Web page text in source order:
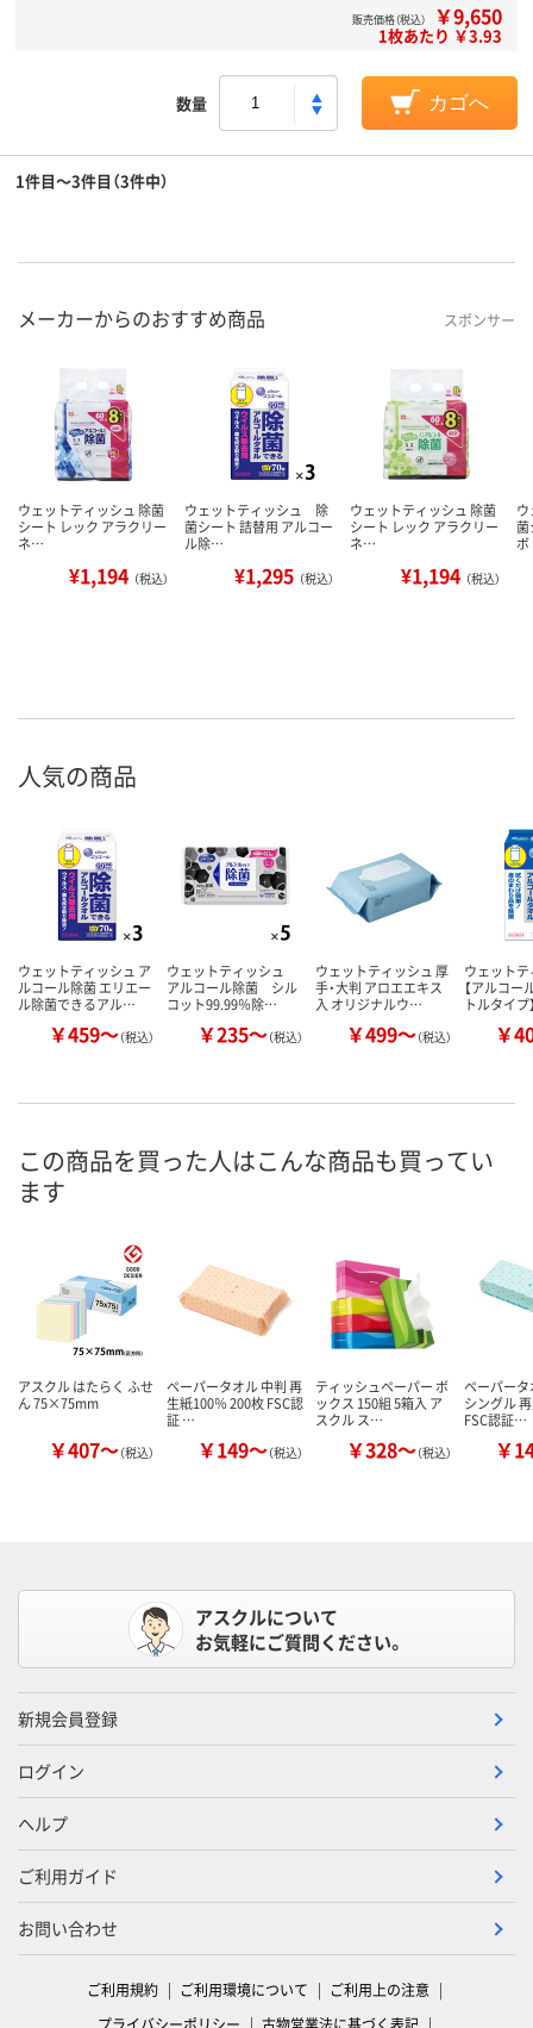
販売価格（税込） ￥9,650
1枚あたり ￥3.93
数量 カゴへ
1件目～3件目（3件中）
メーカーからのおすすめ商品 スポンサー
ウェットティッシュ 除菌
シート レック アラクリー
ネ…
¥1,194 （税込）
ウェットティッシュ 除
菌シート 詰替用 アルコー
ル除…
¥1,295 （税込）
ウェットティッシュ 除菌
シート レック アラクリー
ネ…
¥1,194 （税込）
菌
人気の商品
ウェットティッシュ ア
ルコール除菌 エリエー
ル除菌できるアル…
￥459～（税込）
ウェットティッシュ
アルコール除菌 シル
コット99.99％除…
￥235～（税込）
ウェットティッシュ 厚
手・大判 アロエエキス
入 オリジナルウ…
￥499～（税込）
ウェット
【アルコー
トルタイ
￥
この商品を買った人はこんな商品も買ってい
ます
アスクル はたらく ふせ
ん 75×75mm
￥407～（税込）
ペーパータオル 中判 再
生紙100％ 200枚 FSC認
証 …
￥149～（税込）
ティッシュペーパー ボ
ックス 150組 5箱入 ア
スクル ス…
￥328～（税込）
ペーパータ
シングル
FSC認証…
￥
アスクルについて
お気軽にご質問ください。
新規会員登録
ログイン
ヘルプ
ご利用ガイド
お問い合わせ
ご利用規約 ご利用環境について
ご利用上の注意